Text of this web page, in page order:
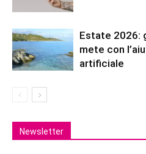
Estate 2026:
mete con
artificiale
Newsletter